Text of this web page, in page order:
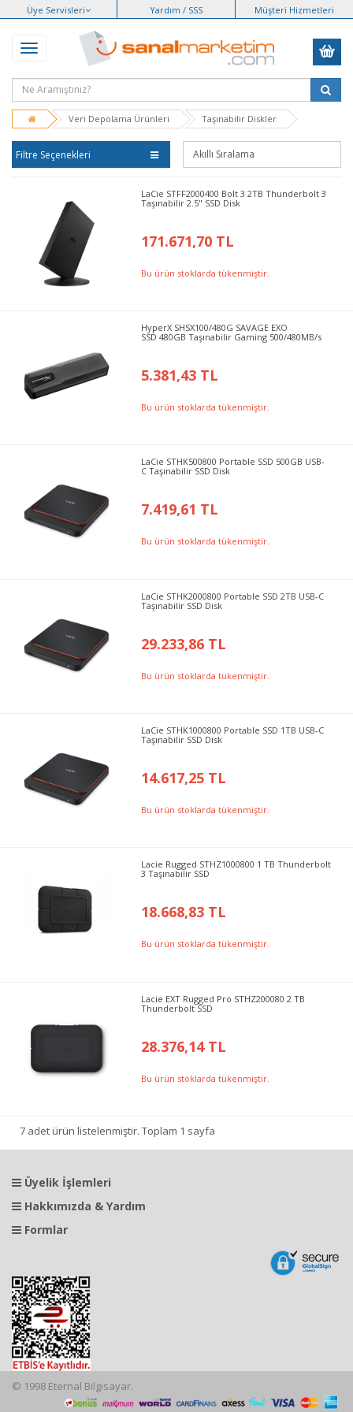
Üye Servisleri Yardım / SSS Müşteri Hizmetleri
Veri Depolama Ürünleri Taşınabilir Diskler
Filtre Seçenekleri
LaCie STFF2000400 Bolt 3 2TB Thunderbolt 3
Taşınabilir 2.5" SSD Disk
171.671,70 TL
Bu ürün stoklarda tükenmiştir.
HyperX SHSX100/480G SAVAGE EXO
SSD 480GB Taşınabilir Gaming 500/480MB/s
5.381,43 TL
Bu ürün stoklarda tükenmiştir.
LaCie STHK500800 Portable SSD 500GB USB-
C Taşınabilir SSD Disk
7.419,61 TL
Bu ürün stoklarda tükenmiştir.
LaCie STHK2000800 Portable SSD 2TB USB-C
Taşınabilir SSD Disk
29.233,86 TL
Bu ürün stoklarda tükenmiştir.
LaCie STHK1000800 Portable SSD 1TB USB-C
Taşınabilir SSD Disk
14.617,25 TL
Bu ürün stoklarda tükenmiştir.
Lacie Rugged STHZ1000800 1 TB Thunderbolt
3 Taşınabilir SSD
18.668,83 TL
Bu ürün stoklarda tükenmiştir.
Lacie EXT Rugged Pro STHZ200080 2 TB
Thunderbolt SSD
28.376,14 TL
Bu ürün stoklarda tükenmiştir.
7 adet ürün listelenmiştir. Toplam 1 sayfa
Üyelik İşlemleri
Hakkımızda & Yardım
Formlar
© 1998 Eternal Bilgisayar.